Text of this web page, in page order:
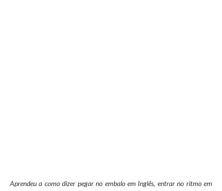
Aprendeu a como dizer pegar no embalo em Inglês, entrar no ritmo em